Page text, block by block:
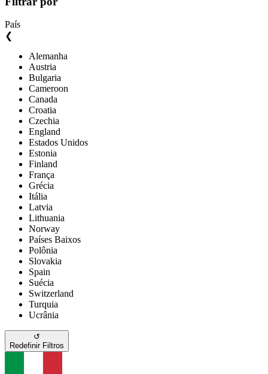
País
❮
Alemanha
Austria
Bulgaria
Cameroon
Canada
Croatia
Czechia
England
Estados Unidos
Estonia
Finland
França
Grécia
Itália
Latvia
Lithuania
Norway
Países Baixos
Polônia
Slovakia
Spain
Suécia
Switzerland
Turquia
Ucrânia
↺
Redefinir Filtros